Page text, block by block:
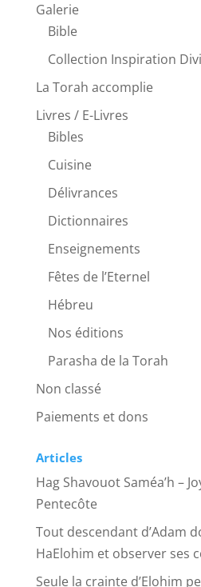
Galerie
Bible
Collection Inspiration
La Torah accomplie
Livres / E-Livres
Bibles
Cuisine
Délivrances
Dictionnaires
Enseignements
Fêtes de l’Eternel
Hébreu
Nos éditions
Parasha de la Torah
Non classé
Paiements et dons
Articles
Hag Shavouot Saméa’h –
Pentecôte
Tout descendant d’Adam
HaElohim et observer ses
Seule la crainte d’Elohim